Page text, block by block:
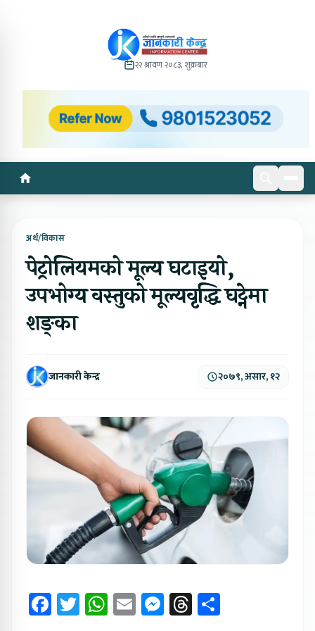
२२ श्रावण २०८३, शुक्रबार
अर्थ/विकास
पेट्रोलियमको मूल्य घटाइयो,
उपभोग्य वस्तुको मूल्यवृद्धि घट्नेमा
शङ्का
जानकारी केन्द्र २०७९, असार, १२
Facebook
Twitter
WhatsApp
EmailMessenger
Threads